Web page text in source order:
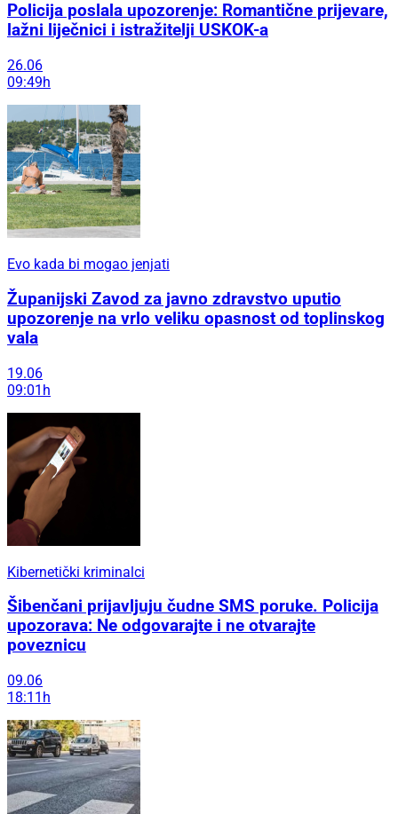
Policija poslala upozorenje: Romantične prijevare,
lažni liječnici i istražitelji USKOK-a
26.06
09:49h
Evo kada bi mogao jenjati
Županijski Zavod za javno zdravstvo uputio
upozorenje na vrlo veliku opasnost od toplinskog
vala
19.06
09:01h
Kibernetički kriminalci
Šibenčani prijavljuju čudne SMS poruke. Policija
upozorava: Ne odgovarajte i ne otvarajte
poveznicu
09.06
18:11h